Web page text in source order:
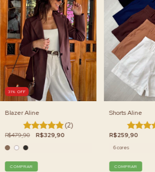
31% OFF
Blazer Aline
(2)
R$479,90 R$329,90
COMPRAR
Shorts Aline
R$259,90
6 cores
COMPRAR